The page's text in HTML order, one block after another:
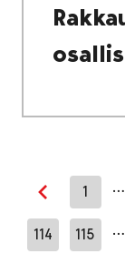
Edellinen sivu
1 …
114 115 …